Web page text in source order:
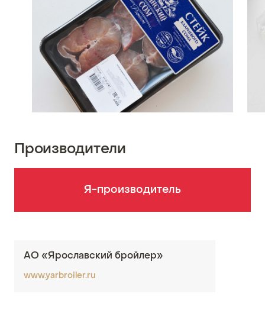
Производители
Я-производитель
АО «Ярославский бройлер»
www.yarbroiler.ru